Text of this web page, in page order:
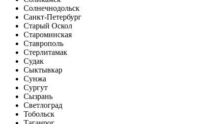
Солнечнодольск
Санкт-Петербург
Старый Оскол
Староминская
Ставрополь
Стерлитамак
Судак
Сыктывкар
Сунжа
Сургут
Сызрань
Светлоград
Тобольск